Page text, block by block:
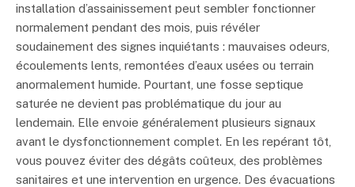
installation d’assainissement peut sembler fonctionner
normalement pendant des mois, puis révéler
soudainement des signes inquiétants : mauvaises odeurs,
écoulements lents, remontées d’eaux usées ou terrain
anormalement humide. Pourtant, une fosse septique
saturée ne devient pas problématique du jour au
lendemain. Elle envoie généralement plusieurs signaux
avant le dysfonctionnement complet. En les repérant tôt,
vous pouvez éviter des dégâts coûteux, des problèmes
sanitaires et une intervention en urgence. Des évacuations